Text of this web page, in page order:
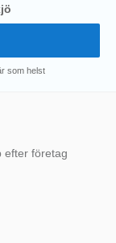
som helst
efter företag